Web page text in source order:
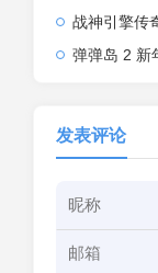
战神引擎传奇手游【大唐冰雪
弹弹岛 2 新年贺岁优化
发表评论